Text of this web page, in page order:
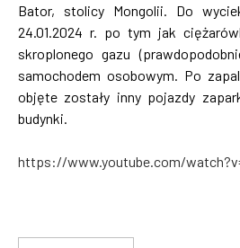
Bator, stolicy Mongolii. Do
24.01.2024 r. po tym jak
skroplonego gazu
samochodem osobowym. Po
objęte zostały inny pojazdy
budynki.
https://www.youtube.com/